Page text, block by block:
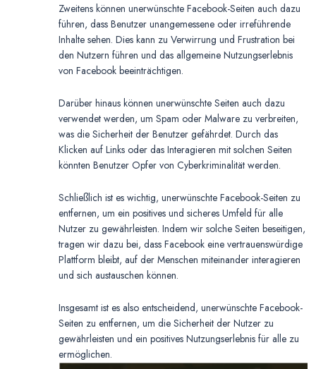
Zweitens können unerwünschte Facebook-Seiten auch dazu
führen, dass Benutzer unangemessene oder irreführende
Inhalte sehen. Dies kann zu Verwirrung und Frustration bei
den Nutzern führen und das allgemeine Nutzungserlebnis
von Facebook beeinträchtigen.
Darüber hinaus können unerwünschte Seiten auch dazu
verwendet werden, um Spam oder Malware zu verbreiten,
was die Sicherheit der Benutzer gefährdet. Durch das
Klicken auf Links oder das Interagieren mit solchen Seiten
könnten Benutzer Opfer von Cyberkriminalität werden.
Schließlich ist es wichtig, unerwünschte Facebook-Seiten zu
entfernen, um ein positives und sicheres Umfeld für alle
Nutzer zu gewährleisten. Indem wir solche Seiten beseitigen,
tragen wir dazu bei, dass Facebook eine vertrauenswürdige
Plattform bleibt, auf der Menschen miteinander interagieren
und sich austauschen können.
Insgesamt ist es also entscheidend, unerwünschte Facebook-
Seiten zu entfernen, um die Sicherheit der Nutzer zu
gewährleisten und ein positives Nutzungserlebnis für alle zu
ermöglichen.